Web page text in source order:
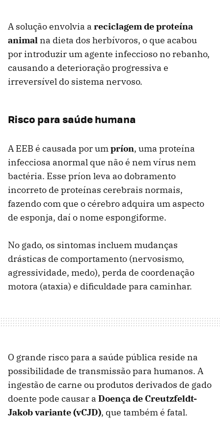
A solução envolvia a reciclagem de proteína
animal na dieta dos herbívoros, o que acabou
por introduzir um agente infeccioso no rebanho,
causando a deterioração progressiva e
irreversível do sistema nervoso.
Risco para saúde humana
A EEB é causada por umpríon, uma proteína
infecciosa anormal que não é nem vírus nem
bactéria. Esse príon leva ao dobramento
incorreto de proteínas cerebrais normais,
fazendo com que o cérebro adquira um aspecto
de esponja, daí o nome espongiforme.
No gado, os sintomas incluem mudanças
drásticas de comportamento (nervosismo,
agressividade, medo), perda de coordenação
motora (ataxia) e dificuldade para caminhar.
O grande risco para a saúde pública reside na
possibilidade de transmissão para humanos. A
ingestão de carne ou produtos derivados de gado
doente pode causar a Doença de Creutzfeldt-
Jakob variante (vCJD), que também é fatal.